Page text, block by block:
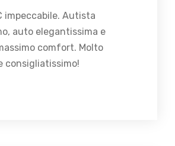
impeccabile. Autista
auto elegantissima e
comfort. Molto
consigliatissimo!